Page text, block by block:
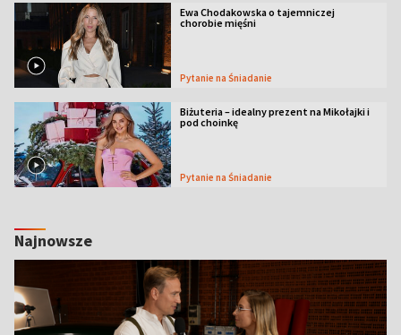
Ewa Chodakowska o tajemniczej
chorobie mięśni
Pytanie na Śniadanie
Biżuteria – idealny prezent na Mikołajki i
pod choinkę
Pytanie na Śniadanie
Najnowsze